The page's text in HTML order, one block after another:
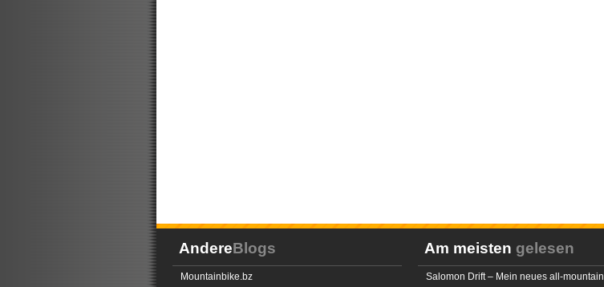
AndereBlogs
Mountainbike.bz
Am meisten gelesen
Salomon Drift – Mein neues all-mountain